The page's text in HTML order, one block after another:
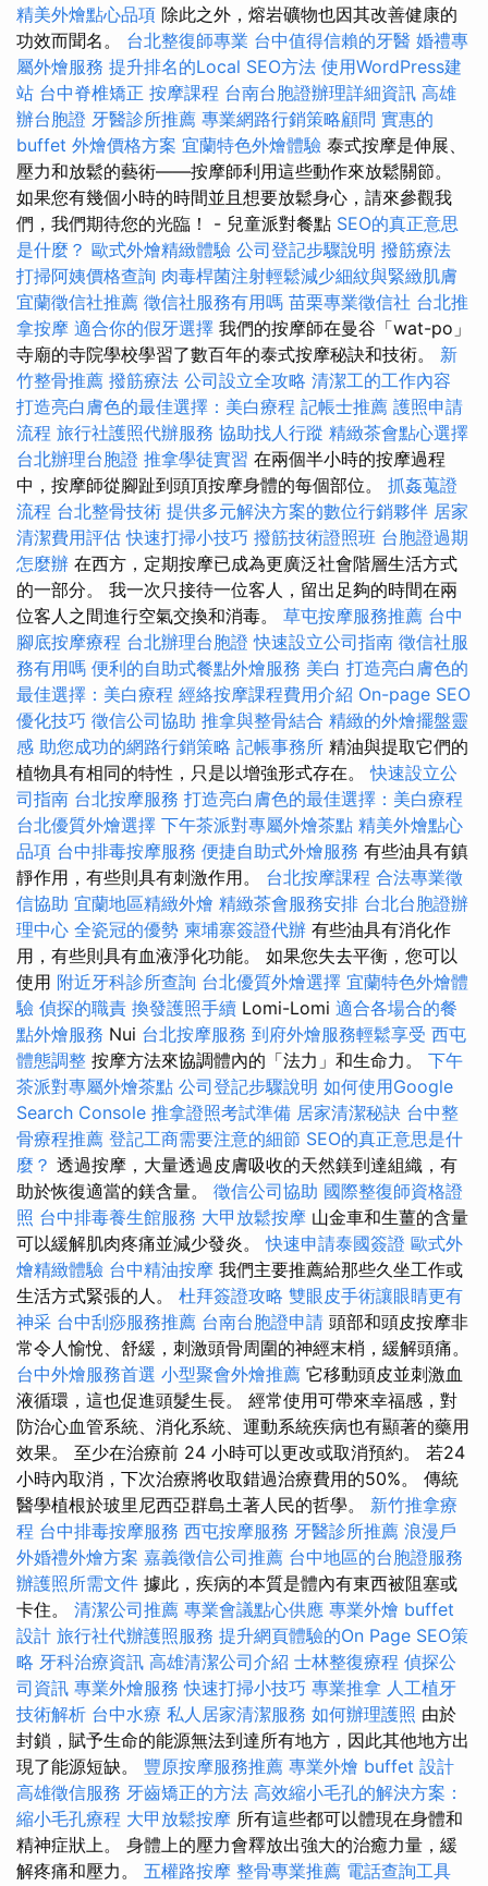
精美外燴點心品項 除此之外，熔岩礦物也因其改善健康的
功效而聞名。 台北整復師專業 台中值得信賴的牙醫 婚禮專
屬外燴服務 提升排名的Local SEO方法 使用WordPress建
站 台中脊椎矯正 按摩課程 台南台胞證辦理詳細資訊 高雄
辦台胞證 牙醫診所推薦 專業網路行銷策略顧問 實惠的
buffet 外燴價格方案 宜蘭特色外燴體驗 泰式按摩是伸展、
壓力和放鬆的藝術——按摩師利用這些動作來放鬆關節。
如果您有幾個小時的時間並且想要放鬆身心，請來參觀我
們，我們期待您的光臨！ - 兒童派對餐點 SEO的真正意思
是什麼？ 歐式外燴精緻體驗 公司登記步驟說明 撥筋療法
打掃阿姨價格查詢 肉毒桿菌注射輕鬆減少細紋與緊緻肌膚
宜蘭徵信社推薦 徵信社服務有用嗎 苗栗專業徵信社 台北推
拿按摩 適合你的假牙選擇 我們的按摩師在曼谷「wat-po」
寺廟的寺院學校學習了數百年的泰式按摩秘訣和技術。 新
竹整骨推薦 撥筋療法 公司設立全攻略 清潔工的工作內容
打造亮白膚色的最佳選擇：美白療程 記帳士推薦 護照申請
流程 旅行社護照代辦服務 協助找人行蹤 精緻茶會點心選擇
台北辦理台胞證 推拿學徒實習 在兩個半小時的按摩過程
中，按摩師從腳趾到頭頂按摩身體的每個部位。 抓姦蒐證
流程 台北整骨技術 提供多元解決方案的數位行銷夥伴 居家
清潔費用評估 快速打掃小技巧 撥筋技術證照班 台胞證過期
怎麼辦 在西方，定期按摩已成為更廣泛社會階層生活方式
的一部分。 我一次只接待一位客人，留出足夠的時間在兩
位客人之間進行空氣交換和消毒。 草屯按摩服務推薦 台中
腳底按摩療程 台北辦理台胞證 快速設立公司指南 徵信社服
務有用嗎 便利的自助式餐點外燴服務 美白 打造亮白膚色的
最佳選擇：美白療程 經絡按摩課程費用介紹 On-page SEO
優化技巧 徵信公司協助 推拿與整骨結合 精緻的外燴擺盤靈
感 助您成功的網路行銷策略 記帳事務所 精油與提取它們的
植物具有相同的特性，只是以增強形式存在。快速設立公
司指南 台北按摩服務 打造亮白膚色的最佳選擇：美白療程
台北優質外燴選擇 下午茶派對專屬外燴茶點 精美外燴點心
品項 台中排毒按摩服務 便捷自助式外燴服務 有些油具有鎮
靜作用，有些則具有刺激作用。 台北按摩課程 合法專業徵
信協助 宜蘭地區精緻外燴 精緻茶會服務安排 台北台胞證辦
理中心 全瓷冠的優勢 柬埔寨簽證代辦 有些油具有消化作
用，有些則具有血液淨化功能。 如果您失去平衡，您可以
使用 附近牙科診所查詢 台北優質外燴選擇 宜蘭特色外燴體
驗 偵探的職責 換發護照手續 Lomi-Lomi 適合各場合的餐
點外燴服務 Nui 台北按摩服務 到府外燴服務輕鬆享受 西屯
體態調整 按摩方法來協調體內的「法力」和生命力。 下午
茶派對專屬外燴茶點 公司登記步驟說明 如何使用Google
Search Console 推拿證照考試準備 居家清潔秘訣 台中整
骨療程推薦 登記工商需要注意的細節 SEO的真正意思是什
麼？ 透過按摩，大量透過皮膚吸收的天然鎂到達組織，有
助於恢復適當的鎂含量。 徵信公司協助 國際整復師資格證
照 台中排毒養生館服務 大甲放鬆按摩 山金車和生薑的含量
可以緩解肌肉疼痛並減少發炎。快速申請泰國簽證 歐式外
燴精緻體驗 台中精油按摩 我們主要推薦給那些久坐工作或
生活方式緊張的人。 杜拜簽證攻略 雙眼皮手術讓眼睛更有
神采 台中刮痧服務推薦 台南台胞證申請 頭部和頭皮按摩非
常令人愉悅、舒緩，刺激頭骨周圍的神經末梢，緩解頭痛。
台中外燴服務首選 小型聚會外燴推薦 它移動頭皮並刺激血
液循環，這也促進頭髮生長。 經常使用可帶來幸福感，對
防治心血管系統、消化系統、運動系統疾病也有顯著的藥用
效果。 至少在治療前 24 小時可以更改或取消預約。 若24
小時內取消，下次治療將收取錯過治療費用的50%。 傳統
醫學植根於玻里尼西亞群島土著人民的哲學。 新竹推拿療
程 台中排毒按摩服務 西屯按摩服務 牙醫診所推薦 浪漫戶
外婚禮外燴方案 嘉義徵信公司推薦 台中地區的台胞證服務
辦護照所需文件 據此，疾病的本質是體內有東西被阻塞或
卡住。 清潔公司推薦 專業會議點心供應 專業外燴 buffet
設計 旅行社代辦護照服務 提升網頁體驗的On Page SEO策
略 牙科治療資訊 高雄清潔公司介紹 士林整復療程 偵探公
司資訊 專業外燴服務 快速打掃小技巧 專業推拿 人工植牙
技術解析 台中水療 私人居家清潔服務 如何辦理護照 由於
封鎖，賦予生命的能源無法到達所有地方，因此其他地方出
現了能源短缺。 豐原按摩服務推薦 專業外燴 buffet 設計
高雄徵信服務 牙齒矯正的方法 高效縮小毛孔的解決方案：
縮小毛孔療程 大甲放鬆按摩 所有這些都可以體現在身體和
精神症狀上。 身體上的壓力會釋放出強大的治癒力量，緩
解疼痛和壓力。 五權路按摩 整骨專業推薦 電話查詢工具